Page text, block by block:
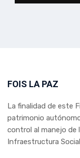
FOIS LA PAZ
La finalidad de este
patrimonio
control al manejo de
Infraestructura